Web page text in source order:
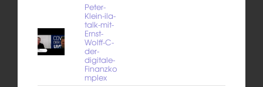
Peter-
Klein-ila-
talk-mit-
Ernst-
Wolff-C-
der-
digitale-
Finanzko
mplex